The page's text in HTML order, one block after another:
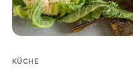
KÜCHE